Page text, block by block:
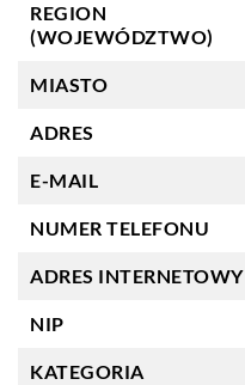
REGION
(WOJEWÓDZTWO)
MIASTO
ADRES
E-MAIL
NUMER TELEFONU
ADRES INTERNETOWY
NIP
KATEGORIA